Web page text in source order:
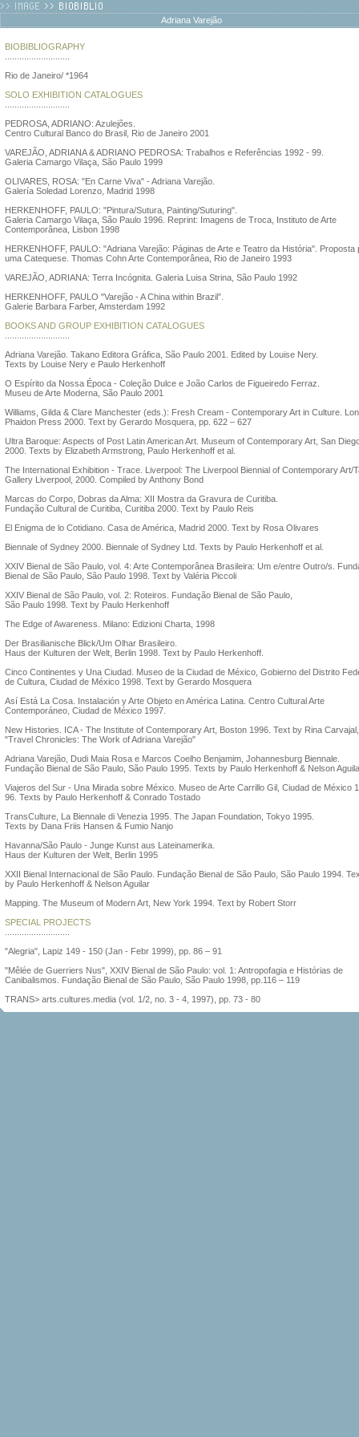
Adriana Varejão
BIOBIBLIOGRAPHY
Rio de Janeiro/ *1964
SOLO EXHIBITION CATALOGUES
PEDROSA, ADRIANO: Azulejões.
Centro Cultural Banco do Brasil, Rio de Janeiro 2001
VAREJÃO, ADRIANA & ADRIANO PEDROSA: Trabalhos e Referências 1992 - 99.
Galeria Camargo Vilaça, São Paulo 1999
OLIVARES, ROSA: "En Carne Viva" - Adriana Varejão.
Galería Soledad Lorenzo, Madrid 1998
HERKENHOFF, PAULO: "Pintura/Sutura, Painting/Suturing".
Galeria Camargo Vilaça, São Paulo 1996. Reprint: Imagens de Troca, Instituto de Arte
Contemporânea, Lisbon 1998
HERKENHOFF, PAULO: "Adriana Varejão: Páginas de Arte e Teatro da História". Proposta
uma Catequese. Thomas Cohn Arte Contemporânea, Rio de Janeiro 1993
VAREJÃO, ADRIANA: Terra Incógnita. Galeria Luisa Strina, São Paulo 1992
HERKENHOFF, PAULO "Varejão - A China within Brazil”.
Galerie Barbara Farber, Amsterdam 1992
BOOKS AND GROUP EXHIBITION CATALOGUES
Adriana Varejão. Takano Editora Gráfica, São Paulo 2001. Edited by Louise Nery.
Texts by Louise Nery e Paulo Herkenhoff
O Espírito da Nossa Época - Coleção Dulce e João Carlos de Figueiredo Ferraz.
Museu de Arte Moderna, São Paulo 2001
Williams, Gilda & Clare Manchester (eds.): Fresh Cream - Contemporary Art in Culture.
Phaidon Press 2000. Text by Gerardo Mosquera, pp. 622 – 627
Ultra Baroque: Aspects of Post Latin American Art. Museum of Contemporary Art, San
2000. Texts by Elizabeth Armstrong, Paulo Herkenhoff et al.
The International Exhibition - Trace. Liverpool: The Liverpool Biennial of Contemporary Art/
Gallery Liverpool, 2000. Compiled by Anthony Bond
Marcas do Corpo, Dobras da Alma: XII Mostra da Gravura de Curitiba.
Fundação Cultural de Curitiba, Curitiba 2000. Text by Paulo Reis
El Enigma de lo Cotidiano. Casa de América, Madrid 2000. Text by Rosa Olivares
Biennale of Sydney 2000. Biennale of Sydney Ltd. Texts by Paulo Herkenhoff et al.
XXIV Bienal de São Paulo, vol. 4: Arte Contemporânea Brasileira: Um e/entre Outro/s.
Bienal de São Paulo, São Paulo 1998. Text by Valéria Piccoli
XXIV Bienal de São Paulo, vol. 2: Roteiros. Fundação Bienal de São Paulo,
São Paulo 1998. Text by Paulo Herkenhoff
The Edge of Awareness. Milano: Edizioni Charta, 1998
Der Brasilianische Blick/Um Olhar Brasileiro.
Haus der Kulturen der Welt, Berlin 1998. Text by Paulo Herkenhoff.
Cinco Continentes y Una Ciudad. Museo de la Ciudad de México, Gobierno del Distrito
de Cultura, Ciudad de México 1998. Text by Gerardo Mosquera
Así Está La Cosa. Instalación y Arte Objeto en América Latina. Centro Cultural Arte
Contemporáneo, Ciudad de México 1997.
New Histories. ICA - The Institute of Contemporary Art, Boston 1996. Text by Rina Carvajal,
"Travel Chronicles: The Work of Adriana Varejão"
Adriana Varejão, Dudi Maia Rosa e Marcos Coelho Benjamim, Johannesburg Biennale.
Fundação Bienal de São Paulo, São Paulo 1995. Texts by Paulo Herkenhoff & Nelson
Viajeros del Sur - Una Mirada sobre México. Museo de Arte Carrillo Gil, Ciudad de México
96. Texts by Paulo Herkenhoff & Conrado Tostado
TransCulture, La Biennale di Venezia 1995. The Japan Foundation, Tokyo 1995.
Texts by Dana Friis Hansen & Fumio Nanjo
Havanna/São Paulo - Junge Kunst aus Lateinamerika.
Haus der Kulturen der Welt, Berlin 1995
XXII Bienal Internacional de São Paulo. Fundação Bienal de São Paulo, São Paulo 1994.
by Paulo Herkenhoff & Nelson Aguilar
Mapping. The Museum of Modern Art, New York 1994. Text by Robert Storr
SPECIAL PROJECTS
"Alegria", Lapiz 149 - 150 (Jan - Febr 1999), pp. 86 – 91
"Mêlée de Guerriers Nus", XXIV Bienal de São Paulo: vol. 1: Antropofagia e Histórias de
Canibalismos. Fundação Bienal de São Paulo, São Paulo 1998, pp.116 – 119
TRANS> arts.cultures.media (vol. 1/2, no. 3 - 4, 1997), pp. 73 - 80